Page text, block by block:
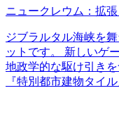
ニュークレウム：拡
ジブラルタル海峡を
ットです。 新しいゲ
地政学的な駆け引き
『特別都市建物タイ